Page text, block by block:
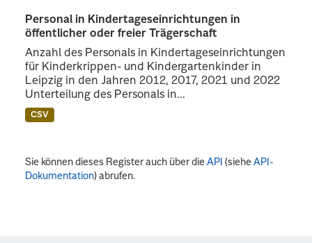
Personal in Kindertageseinrichtungen in
öffentlicher oder freier Trägerschaft
Anzahl des Personals in Kindertageseinrichtungen
für Kinderkrippen- und Kindergartenkinder in
Leipzig in den Jahren 2012, 2017, 2021 und 2022
Unterteilung des Personals in...
CSV
Sie können dieses Register auch über dieAPI (sieheAPI-
Dokumentation) abrufen.